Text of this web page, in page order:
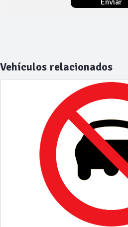
Vehículos relacionados